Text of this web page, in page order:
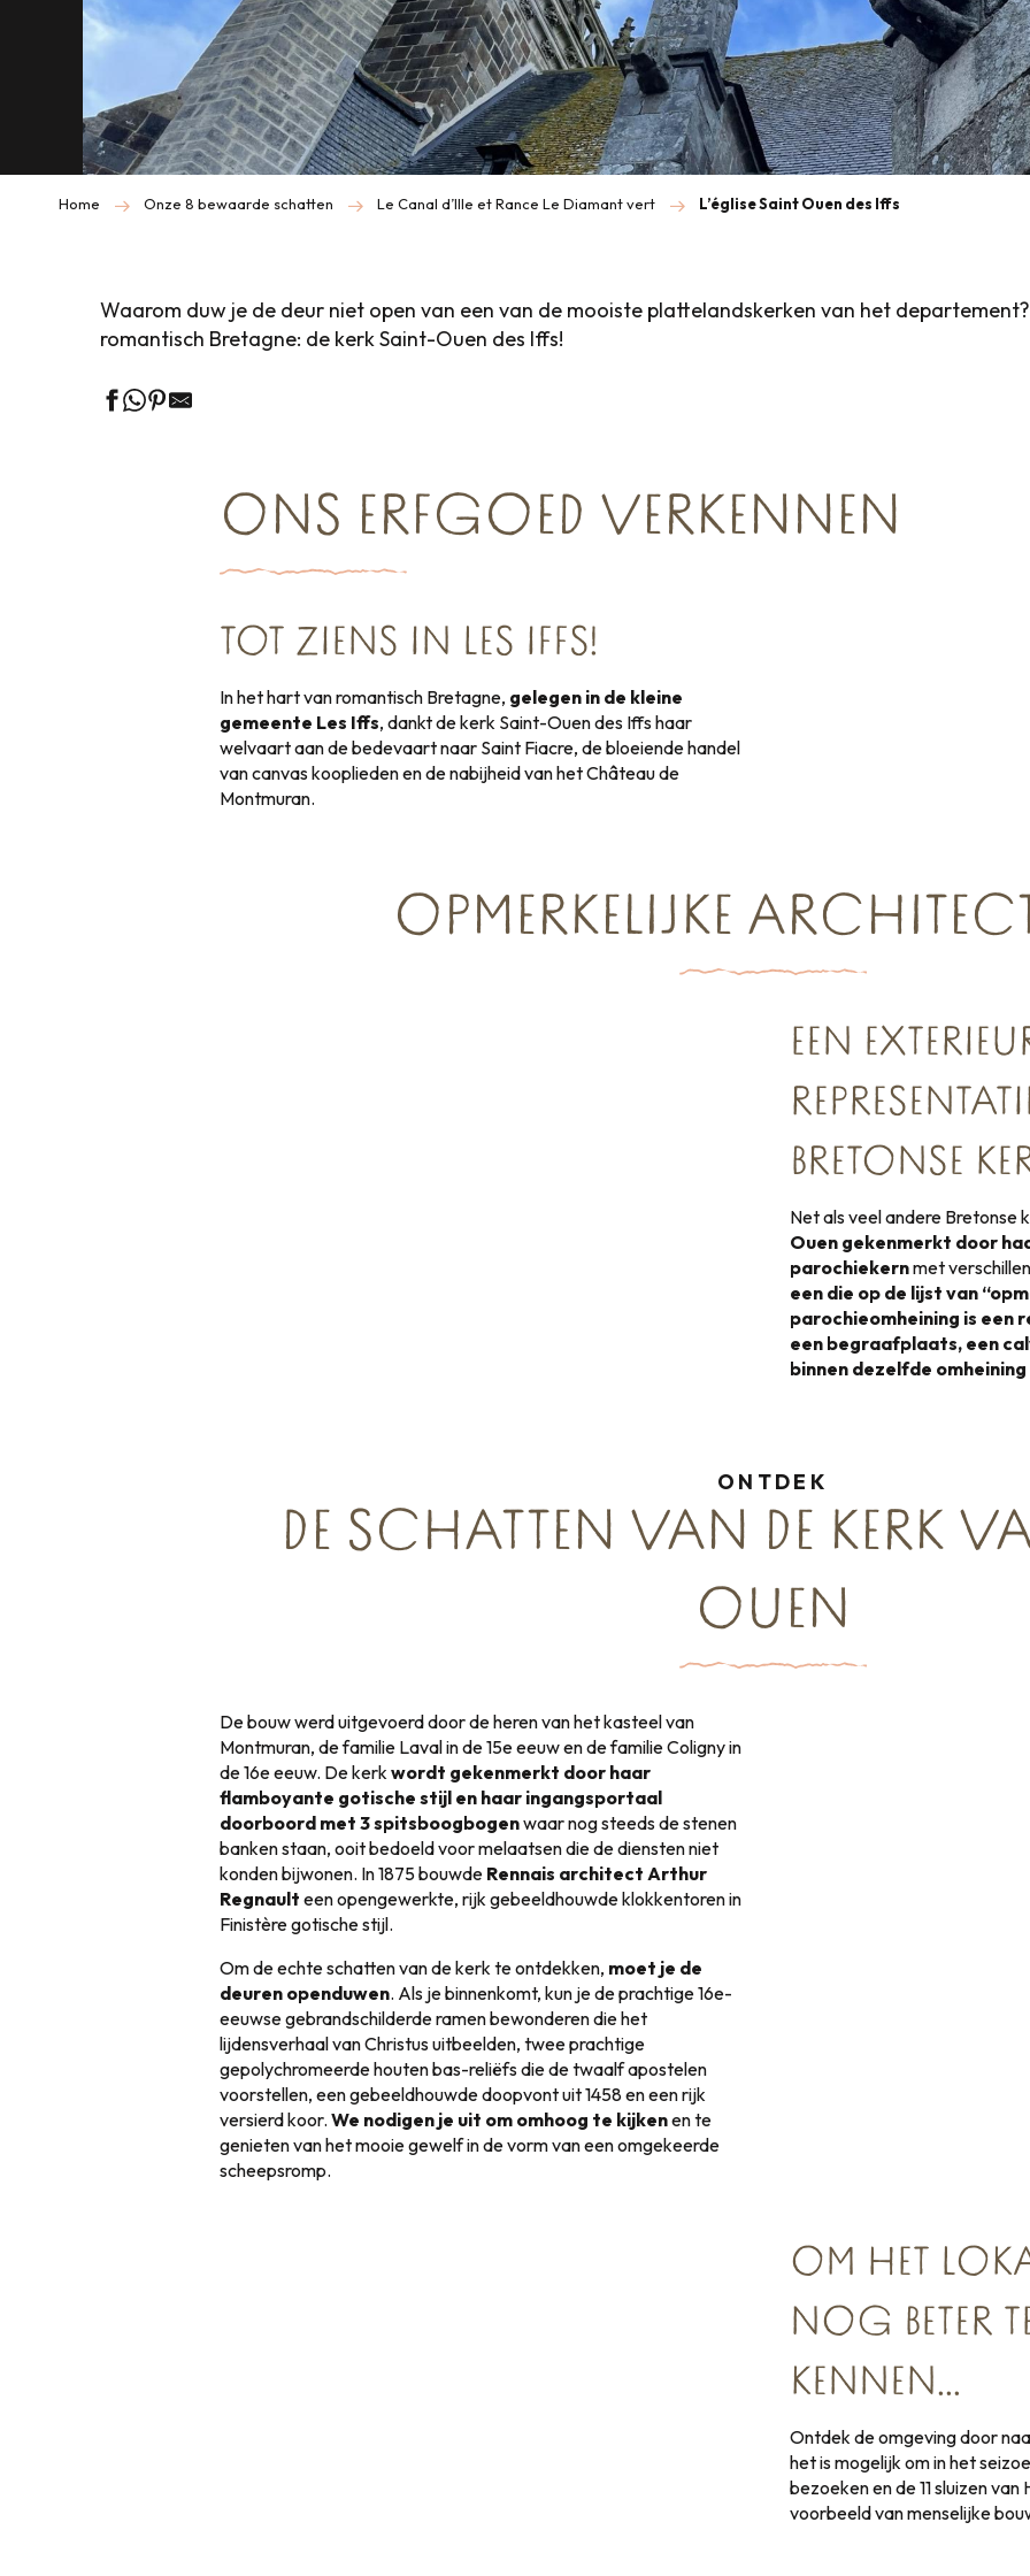
Home Onze 8 bewaarde schatten Le Canal d’Ille et Rance Le Diamant vert L’église Saint Ouen des Iffs
Waarom duw je de deur niet open van een van de mooiste plattelandskerken van het
romantisch Bretagne: de kerk Saint-Ouen des Iffs!
ONS ERFGOED VERKENNEN
TOT ZIENS IN LES IFFS!
In het hart van romantisch Bretagne, gelegen in de kleine
gemeente Les Iffs, dankt de kerk Saint-Ouen des Iffs haar
welvaart aan de bedevaart naar Saint Fiacre, de bloeiende handel
van canvas kooplieden en de nabijheid van het Château de
Montmuran.
OPMERKELIJKE
EEN
BRETONSE
Net als veel andere Bretonse
Ouen gekenmerkt door
parochiekernmet
een die op de lijst van
parochieomheining is een
een begraafplaats, een
binnen dezelfde
ONTDEK
DE SCHATTEN VAN DE KERK
OUEN
De bouw werd uitgevoerd door de heren van het kasteel van
Montmuran, de familie Laval in de 15e eeuw en de familie Coligny in
de 16e eeuw. De kerkwordt gekenmerkt door haar
flamboyante gotische stijl en haar ingangsportaal
doorboord met 3 spitsboogbogenwaar nog steeds de stenen
banken staan, ooit bedoeld voor melaatsen die de diensten niet
konden bijwonen. In 1875 bouwde Rennais architect Arthur
Regnault een opengewerkte, rijk gebeeldhouwde klokkentoren in
Finistère gotische stijl.
Om de echte schatten van de kerk te ontdekken, moet je de
deuren openduwen. Als je binnenkomt, kun je de prachtige 16e-
eeuwse gebrandschilderde ramen bewonderen die het
lijdensverhaal van Christus uitbeelden, twee prachtige
gepolychromeerde houten bas-reliëfs die de twaalf apostelen
voorstellen, een gebeeldhouwde doopvont uit 1458 en een rijk
versierd koor. We nodigen je uit om omhoog te kijkenen te
genieten van het mooie gewelf in de vorm van een omgekeerde
scheepsromp.
OM HET
NOG BETER
KENNEN…
Ontdek de omgeving door
het is mogelijk om in het
bezoeken en de 11 sluizen
voorbeeld van menselijke